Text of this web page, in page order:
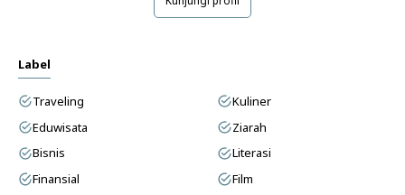
Label
Traveling
Kuliner
Eduwisata
Ziarah
Bisnis
Literasi
Finansial
Film